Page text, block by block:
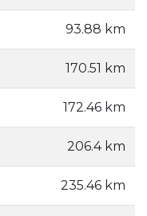
93.88 km
170.51 km
172.46 km
206.4 km
235.46 km